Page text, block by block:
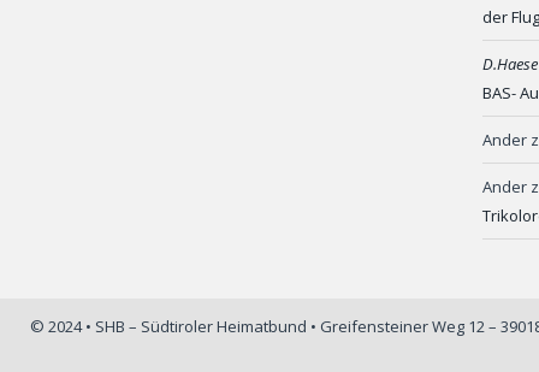
der
BAS-
Ander
Ander
© 2024 • SHB – Südtiroler Heimatbund • Greifensteiner Weg 12 –